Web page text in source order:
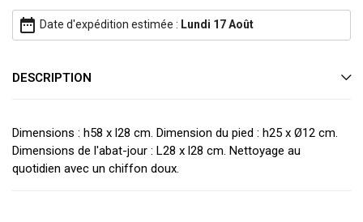
date_range Date d'expédition estimée : Lundi 17 Août
DESCRIPTION
Dimensions : h58 x l28 cm. Dimension du pied : h25 x Ø12 cm.
Dimensions de l'abat-jour : L28 x l28 cm. Nettoyage au
quotidien avec un chiffon doux.